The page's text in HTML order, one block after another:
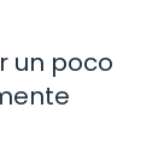
un poco